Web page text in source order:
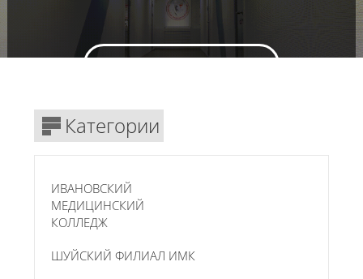
Блоки
Категории
ИВАНОВСКИЙ
МЕДИЦИНСКИЙ
КОЛЛЕДЖ
ШУЙСКИЙ ФИЛИАЛ ИМК